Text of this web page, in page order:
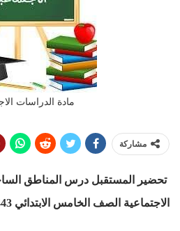
مادة الدراسات
مشاركة
تحضير المستقبل درس المناطق
الاجتماعية الصف الخامس الابتدائي 1443 هـ